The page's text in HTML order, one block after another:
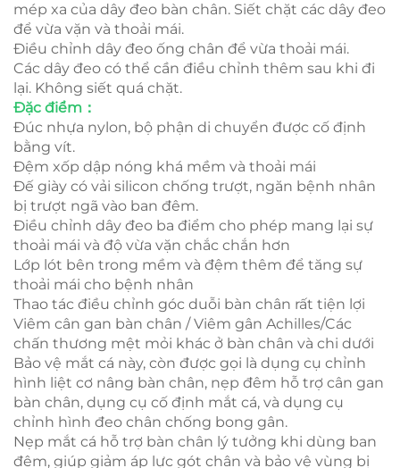
mép xa của dây đeo bàn chân. Siết chặt các dây đeo
để vừa vặn và thoải mái.
Điều chỉnh dây đeo ống chân để vừa thoải mái.
Các dây đeo có thể cần điều chỉnh thêm sau khi đi
lại. Không siết quá chặt.
Đặc điểm：
Đúc nhựa nylon, bộ phận di chuyển được cố định
bằng vít.
Đệm xốp dập nóng khá mềm và thoải mái
Đế giày có vải silicon chống trượt, ngăn bệnh nhân
bị trượt ngã vào ban đêm.
Điều chỉnh dây đeo ba điểm cho phép mang lại sự
thoải mái và độ vừa vặn chắc chắn hơn
Lớp lót bên trong mềm và đệm thêm để tăng sự
thoải mái cho bệnh nhân
Thao tác điều chỉnh góc duỗi bàn chân rất tiện lợi
Viêm cân gan bàn chân / Viêm gân Achilles/Các
chấn thương mệt mỏi khác ở bàn chân và chi dưới
Bảo vệ mắt cá này, còn được gọi là dụng cụ chỉnh
hình liệt cơ nâng bàn chân, nẹp đêm hỗ trợ cân gan
bàn chân, dụng cụ cố định mắt cá, và dụng cụ
chỉnh hình đeo chân chống bong gân.
Nẹp mắt cá hỗ trợ bàn chân lý tưởng khi dùng ban
đêm, giúp giảm áp lực gót chân và bảo vệ vùng bị